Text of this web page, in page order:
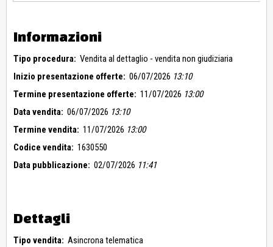
Informazioni
Tipo procedura: Vendita al dettaglio - vendita non giudiziaria
Inizio presentazione offerte: 06/07/2026 13:10
Termine presentazione offerte: 11/07/2026 13:00
Data vendita: 06/07/2026 13:10
Termine vendita: 11/07/2026 13:00
Codice vendita: 1630550
Data pubblicazione: 02/07/2026 11:41
Dettagli
Tipo vendita: Asincrona telematica